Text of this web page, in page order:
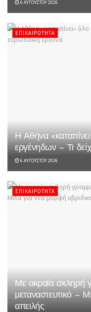
6 ΑΥΓΟΎΣΤΟΥ 2026
ΕΠΙΚΑΙΡΌΤΗΤΑ
Η Αθήνα
εργένηδων – Τι
6 ΑΥΓΟΎΣΤΟΥ 2026
ΕΠΙΚΑΙΡΌΤΗΤΑ
Με ακραία σκληρή
μεταναστευτικό –
απειλής